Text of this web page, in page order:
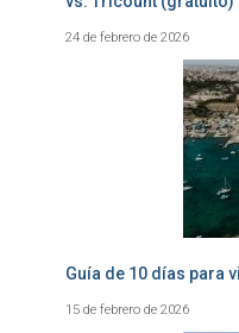
24 de febrero de 2026
Guía de 10 días para
15 de febrero de 2026